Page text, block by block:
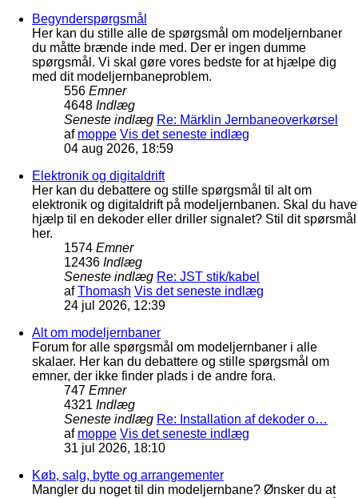
Begynderspørgsmål
Her kan du stille alle de spørgsmål om modeljernbaner
du måtte brænde inde med. Der er ingen dumme
spørgsmål. Vi skal gøre vores bedste for at hjælpe dig
med dit modeljernbaneproblem.
556 Emner
4648 Indlæg
Seneste indlæg Re: Märklin Jernbaneoverkørsel
af moppe Vis det seneste indlæg
04 aug 2026, 18:59
Elektronik og digitaldrift
Her kan du debattere og stille spørgsmål til alt om
elektronik og digitaldrift på modeljernbanen. Skal du have
hjælp til en dekoder eller driller signalet? Stil dit spørsmål
her.
1574 Emner
12436 Indlæg
Seneste indlæg Re: JST stik/kabel
afThomash Vis det seneste indlæg
24 jul 2026, 12:39
Alt om modeljernbaner
Forum for alle spørgsmål om modeljernbaner i alle
skalaer. Her kan du debattere og stille spørgsmål om
emner, der ikke finder plads i de andre fora.
747 Emner
4321 Indlæg
Seneste indlæg Re: Installation af dekoder o…
af moppe Vis det seneste indlæg
31 jul 2026, 18:10
Køb, salg, bytte og arrangementer
Mangler du noget til din modeljernbane? Ønsker du at